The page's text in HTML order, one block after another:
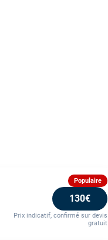
Populaire
130€
Prix indicatif, confirmé sur devis
gratuit